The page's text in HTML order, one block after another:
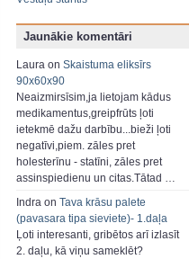
Jaunākie komentāri
Laura on Skaistuma eliksīrs
90x60x90
Neaizmirsīsim,ja lietojam kādus
medikamentus,greipfrūts ļoti
ietekmē dažu darbību...bieži ļoti
negatīvi,piem. zāles pret
holesterīnu - statīni, zāles pret
assinspiedienu un citas.Tātad …
Indra on Tava krāsu palete
(pavasara tipa sieviete)- 1.daļa
Ļoti interesanti, gribētos arī izlasīt
2. daļu, kā viņu sameklēt?